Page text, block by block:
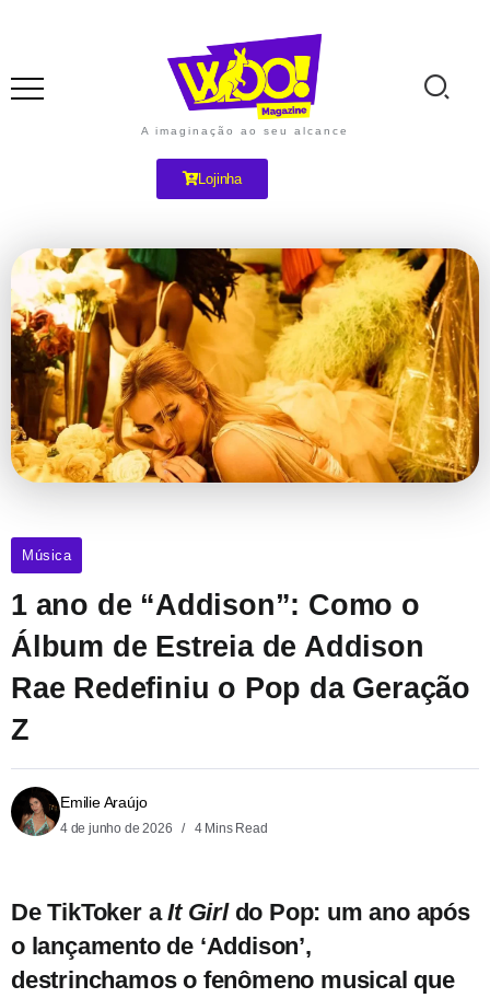
A imaginação ao seu alcance
Lojinha
Música
1 ano de “Addison”: Como o
Álbum de Estreia de Addison
Rae Redefiniu o Pop da Geração
Z
Emilie Araújo
4 de junho de 2026 4 Mins Read
De TikToker aIt Girldo Pop: um ano após
o lançamento de ‘Addison’,
destrinchamos o fenômeno musical que